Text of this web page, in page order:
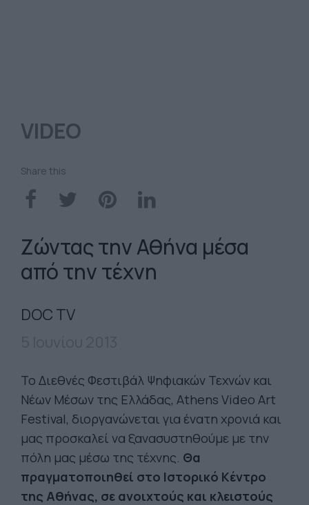
VIDEO
Share this
Ζώντας την Αθήνα μέσα
από την τέχνη
DOC TV
Το Διεθνές Φεστιβάλ Ψηφιακών Τεχνών και
Νέων Μέσων της Ελλάδας, Athens Video Art
Festival, διοργανώνεται για ένατη χρονιά και
μας προσκαλεί να ξανασυστηθούμε με την
πόλη μας μέσω της τέχνης. Θα
πραγματοποιηθεί στο Ιστορικό Κέντρο
της Αθήνας, σε ανοιχτούς και κλειστούς